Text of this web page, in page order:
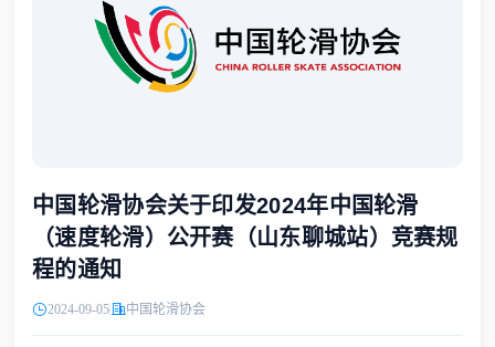
中国轮滑协会关于印发2024年中国轮滑
（速度轮滑）公开赛（山东聊城站）竞赛规
程的通知
2024-09-05 中国轮滑协会